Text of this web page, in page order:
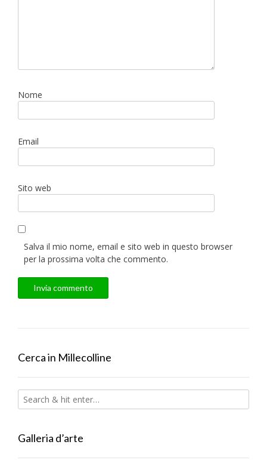
Nome
Email
Sito web
Salva il mio nome, email e sito web in questo browser
per la prossima volta che commento.
Cerca in Millecolline
Galleria d’arte